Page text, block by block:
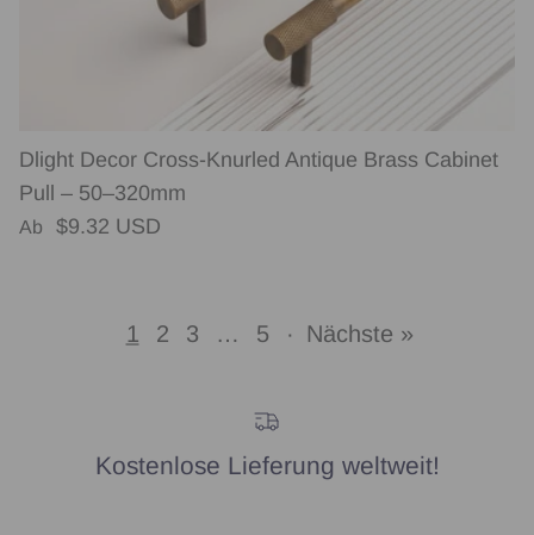
Dlight Decor Cross-Knurled Antique Brass Cabinet
Pull – 50–320mm
Normaler Preis
Ab $9.32 USD
1 2 3 … 5 · Nächste »
Kostenlose Lieferung weltweit!